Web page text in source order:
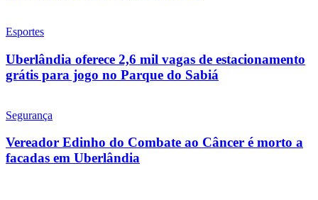
Esportes
Uberlândia oferece 2,6 mil vagas de estacionamento
grátis para jogo no Parque do Sabiá
Segurança
Vereador Edinho do Combate ao Câncer é morto a
facadas em Uberlândia